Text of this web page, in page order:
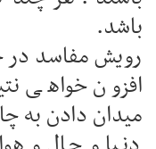
باشد.
رویش مفاسد در
افزون خواهی
میدان دادن به